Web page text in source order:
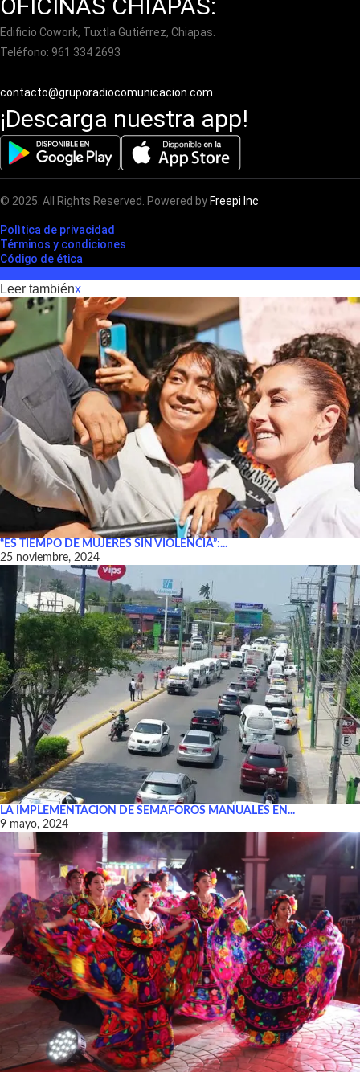
OFICINAS CHIAPAS:
Edificio Cowork, Tuxtla Gutiérrez, Chiapas.
Teléfono: 961 334 2693
contacto@gruporadiocomunicacion.com
¡Descarga nuestra app!
© 2025. All Rights Reserved. Powered by Freepi Inc
Polìtica de privacidad
Términos y condiciones
Código de ética
Leer tambiénx
“ES TIEMPO DE MUJERES SIN VIOLENCIA”:...
25 noviembre, 2024
LA IMPLEMENTACIÓN DE SEMÁFOROS MANUALES EN...
9 mayo, 2024